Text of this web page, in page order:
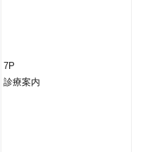
7P
診療案内